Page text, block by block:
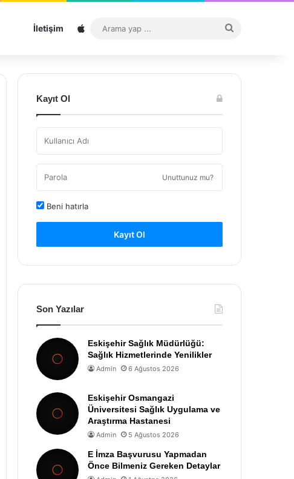
İletişim Sitemap
...
Kayıt Ol
Unuttunuz mu?
Beni hatırla
Kayıt Ol
Son Yazılar
Eskişehir Sağlık Müdürlüğü:
Sağlık Hizmetlerinde Yenilikler
Admin 6 Ağustos 2026
Eskişehir Osmangazi
Üniversitesi Sağlık Uygulama ve
Araştırma Hastanesi
Admin 5 Ağustos 2026
E İmza Başvurusu Yapmadan
Önce Bilmeniz Gereken Detaylar